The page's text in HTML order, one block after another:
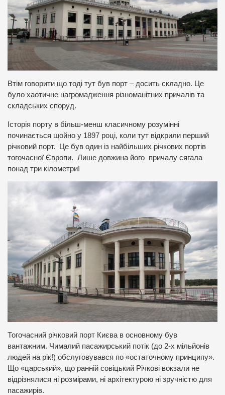
Втім говорити що тоді тут був порт – досить складно. Це
було хаотичне нагромадження різноманітних причалів та
складських споруд.
Історія порту в більш-менш класичному розумінні
починається щойно у 1897 році, коли тут відкрили перший
річковий порт. Це був один із найбільших річкових портів
тогочасної Європи. Лише довжина його причалу сягала
понад три кілометри!
Тогочасний річковий порт Києва в основному був
вантажним. Чималий пасажирський потік (до 2-х мільйонів
людей на рік!) обслуговувався по «остаточному принципу».
Що «царський», що ранній совіцький Річкові вокзали не
відрізнялися ні розмірами, ні архітектурою ні зручністю для
пасажирів.